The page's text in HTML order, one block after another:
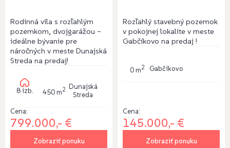
Rodinná vila s rozľahlým
pozemkom, dvojgarážou –
ideálne bývanie pre
náročných v meste Dunajská
Streda na predaj!
8 izb. 450 m2 Dunajská
Streda
Cena:
799.000,- €
Zobraziť ponuku
Rozľahlý stavebný pozemok
v pokojnej lokalite v meste
Gabčíkovo na predaj !
0 m2 Gabčíkovo
Cena:
145.000,- €
Zobraziť ponuku